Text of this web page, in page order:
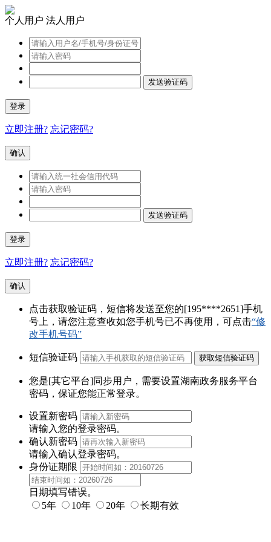
个人用户 法人用户
发送验证码
登录
立即注册? 忘记密码?
确认
发送验证码
登录
立即注册? 忘记密码?
确认
点击获取验证码，短信将发送至您的[195****2651]手机
号上，请您注意查收如您手机号已不再使用，可点击“修
改手机号码”
短信验证码
您是[其它平台]同步用户，需要设置湖南政务服务平台
密码 ，保证您能正常登录。
设置新密码
请输入您的登录密码。
确认新密码
请输入确认登录密码。
身份证期限
日期填写错误。
5年
10年 20年 长期有效